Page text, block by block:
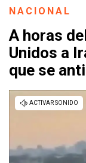
NACIONAL
A horas
Unidos a
que se